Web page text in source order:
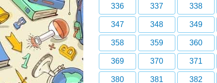
336 337 338
347 348 349
358 359 360
369 370 371
380 381 382